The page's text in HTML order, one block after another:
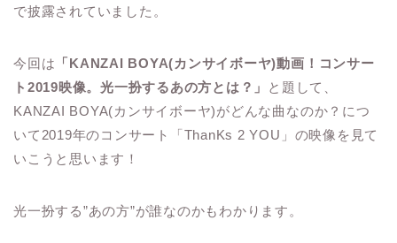
で披露されていました。
今回は 「KANZAI BOYA(カンサイボーヤ)動画！コンサー
ト2019映像。光一扮するあの方とは？」
と題して、
KANZAI BOYA(カンサイボーヤ)がどんな曲なのか？につ
いて2019年のコンサート「ThanKs 2 YOU」の映像を見て
いこうと思います！
光一扮する”あの方”が誰なのかもわかります。